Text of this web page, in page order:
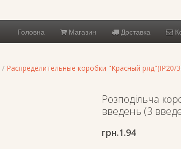
Головна Магазин Доставка
/ Распределительные коробки "Красный ряд"(IP20/
Розподільча
введень (3
грн.1.94